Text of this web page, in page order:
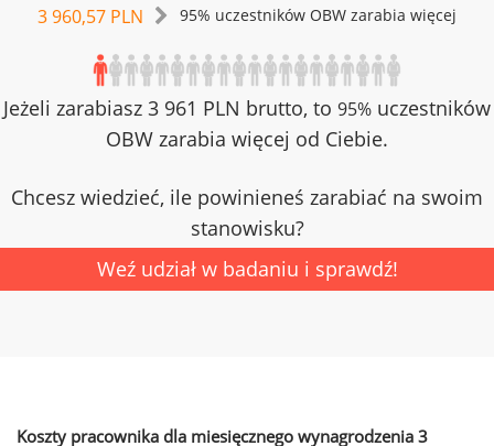
3 960,57 PLN 95% uczestników OBW zarabia więcej
Jeżeli zarabiasz 3 961 PLN brutto, to 95% uczestników
OBW zarabia więcej od Ciebie.
Chcesz wiedzieć, ile powinieneś zarabiać na swoim
stanowisku?
Weź udział w badaniu i sprawdź!
Koszty pracownika dla miesięcznego wynagrodzenia 3